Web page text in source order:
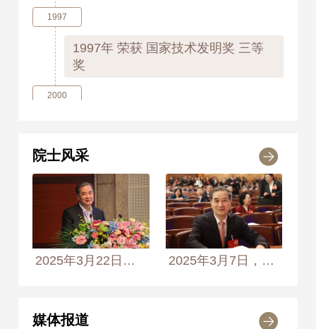
1997
1997年荣获 国家技术发明奖 三等
奖
2000
2000年荣获 茅以升科学技术奖铁道
工程师奖
2001
2001年荣获 国家科学技术进步
2012
院士风采
2025年3月22日，中国工程院院士、第十四届全国人大常务委员会委员、环境与资源保护委员会委员、矿冶科技集团有限公司首席科学家沈政昌在龙佰集团2025年新材料产业发展论坛上作报告 2025年3月7日，全国人大常务委员会委员、中国工程院院士、矿冶集团首席科学家沈政昌参加第十四届全国人民代表大会第三次会议
媒体报道